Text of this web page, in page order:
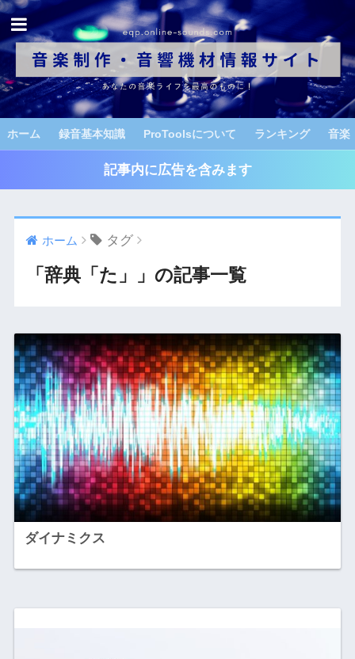
ホーム 録音基本知識 ProToolsについて ランキング 音楽
記事内に広告を含みます
ホーム タグ
「辞典「た」」の記事一覧
ダイナミクス